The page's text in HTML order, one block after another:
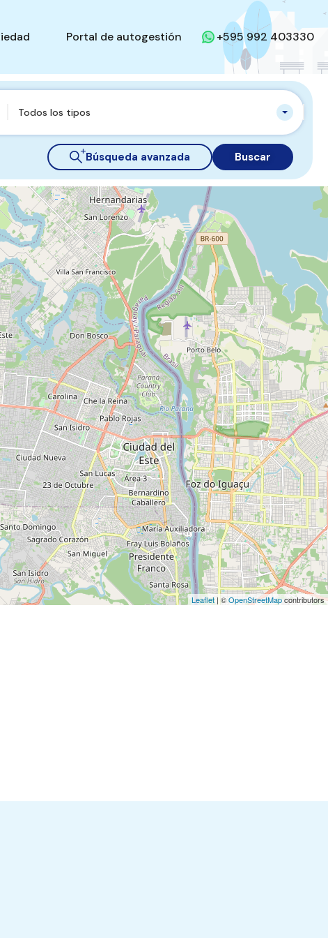
Portal de autogestión +595 992 403330
Todos los tipos
Búsqueda avanzada Buscar
Leaflet | ©OpenStreetMapcontributors